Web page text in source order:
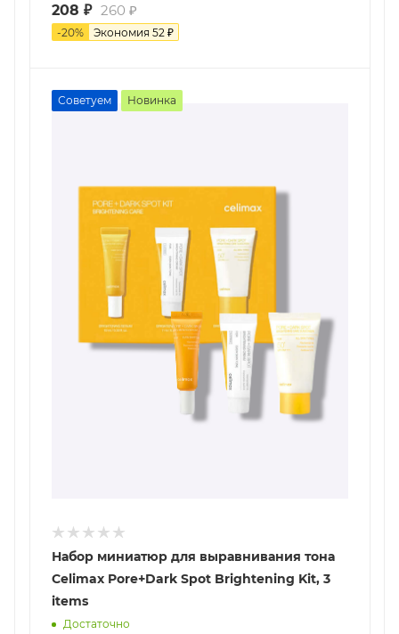
208 ₽ 260 ₽
-20% Экономия 52 ₽
Советуем Новинка
Набор миниатюр для выравнивания тона
Celimax Pore+Dark Spot Brightening Kit, 3
items
Достаточно